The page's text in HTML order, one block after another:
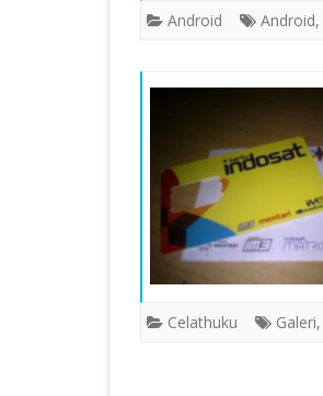
Android Android,
Celathuku Galeri,